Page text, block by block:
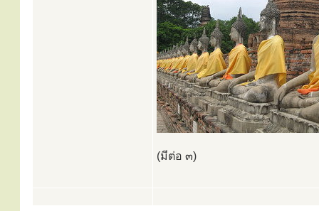
(มีต่อ ๓)